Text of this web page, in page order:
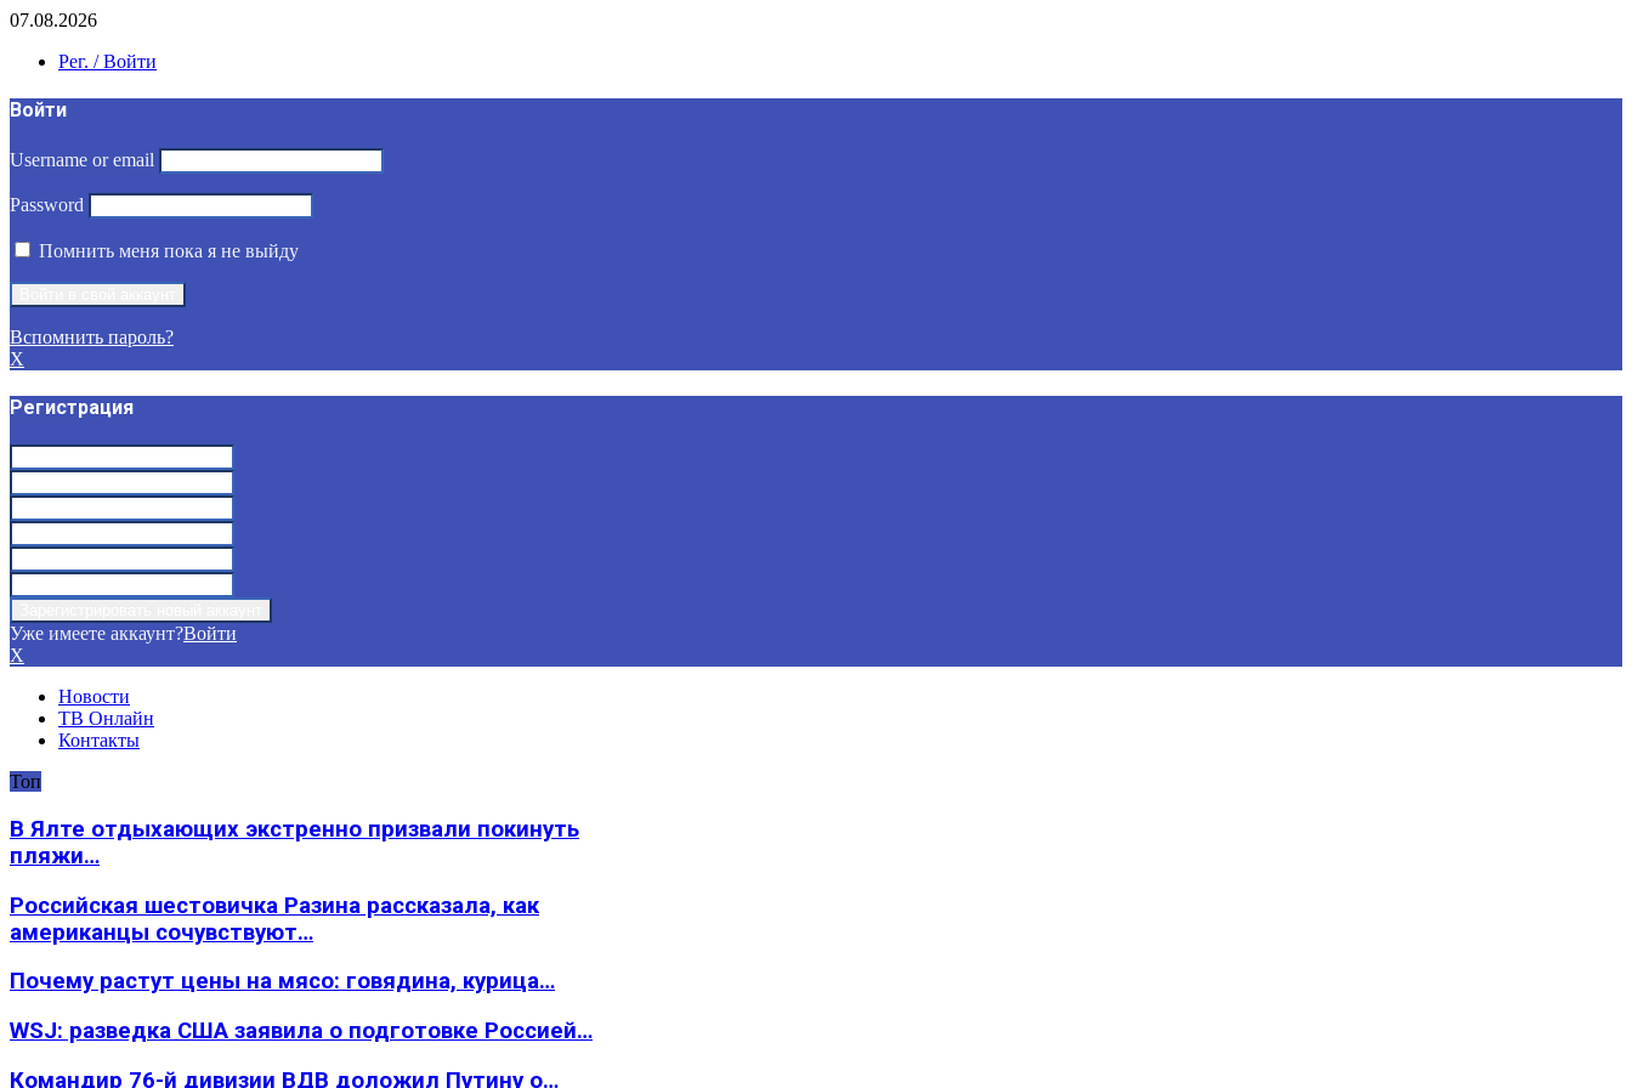
07.08.2026
Рег. / Войти
Войти
Username or email
Password
Помнить меня пока я не выйду
Вспомнить пароль?
X
Регистрация
Уже имеете аккаунт?Войти
X
Новости
ТВ Онлайн
Контакты
Топ
В Ялте отдыхающих экстренно призвали покинуть
пляжи…
Российская шестовичка Разина рассказала, как
американцы сочувствуют…
Почему растут цены на мясо: говядина, курица…
WSJ: разведка США заявила о подготовке Россией…
Командир 76-й дивизии ВДВ доложил Путину о…